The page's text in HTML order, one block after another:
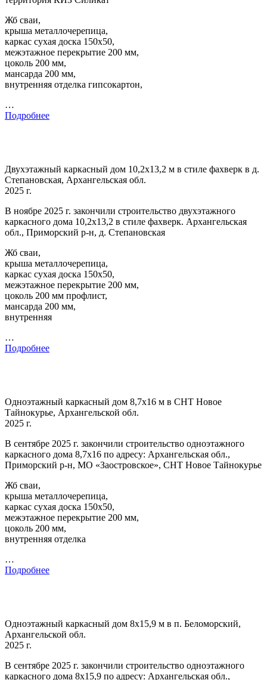
Жб сваи,
крыша металлочерепица,
каркас сухая доска 150х50,
межэтажное перекрытие 200 мм,
цоколь 200 мм,
мансарда 200 мм,
внутренняя отделка гипсокартон,
…
Подробнее
Двухэтажный каркасный дом 10,2х13,2 м в стиле фахверк в д.
Степановская, Архангельская обл.
2025 г.
В ноябре 2025 г. закончили строительство двухэтажного
каркасного дома 10,2х13,2 в стиле фахверк. Архангельская
обл., Приморский р-н, д. Степановская
Жб сваи,
крыша металлочерепица,
каркас сухая доска 150х50,
межэтажное перекрытие 200 мм,
цоколь 200 мм профлист,
мансарда 200 мм,
внутренняя
…
Подробнее
Одноэтажный каркасный дом 8,7х16 м в СНТ Новое
Тайнокурье, Архангельской обл.
2025 г.
В сентябре 2025 г. закончили строительство одноэтажного
каркасного дома 8,7х16 по адресу: Архангельская обл.,
Приморский р-н, МО «Заостровское», СНТ Новое Тайнокурье
Жб сваи,
крыша металлочерепица,
каркас сухая доска 150х50,
межэтажное перекрытие 200 мм,
цоколь 200 мм,
внутренняя отделка
…
Подробнее
Одноэтажный каркасный дом 8х15,9 м в п. Беломорский,
Архангельской обл.
2025 г.
В сентябре 2025 г. закончили строительство одноэтажного
каркасного дома 8х15,9 по адресу: Архангельская обл.,